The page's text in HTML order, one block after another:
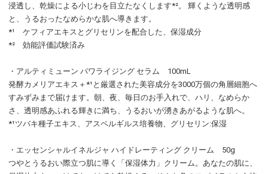
浸透し、乾燥による小じわを目立たなくします*²。 輝くような透明感
と、うるおったなめらかな肌へ導きます。
*¹ ケフィアエキスとグリセリンを配合した、保湿成分
*² 効能評価試験済み
・アルティミューン パワライジング セラム 100mL
発酵カメリアエキス＋*¹と厳選された美容成分を3000万個の角層細胞へ
すみずみまで届けます。朝、夜、毎日のお手入れで、ハリ、なめらか
さ、透明感あふれる輝きに満ち、うるおいが湧きあがるような肌へ。
*¹ツバキ種子エキス、アスペルギルス培養物、グリセリン:保湿
・エッセンシャルイネルジャ ハイドレーティング クリーム 50g
つやとうるおい際立つ肌に導く「保湿体力」クリーム。あなたの肌に、